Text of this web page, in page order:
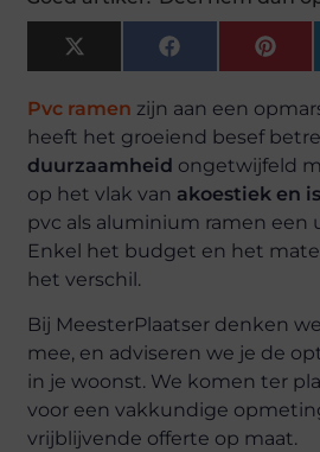
X
(Twitter)
Facebook
Pvc ramen zijn aan een
heeft het groeiend besef
duurzaamheid ongetwijfeld
op het vlak van akoestiek en
pvc als aluminium ramen een
Enkel het budget en het
het verschil.
Bij MeesterPlaatser denken
mee, en adviseren we je de
in je woonst. We komen ter
voor een vakkundige
vrijblijvende offerte op maat.